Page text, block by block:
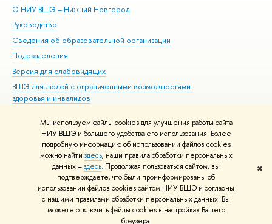
Мы используем файлы cookies для улучшения работы сайта
НИУ ВШЭ и большего удобства его использования. Более
подробную информацию об использовании файлов cookies
можно найти здесь, наши правила обработки персональных
данных –здесь. Продолжая пользоваться сайтом, вы
подтверждаете, что были проинформированы об
использовании файлов cookies сайтом НИУ ВШЭ и согласны
с нашими правилами обработки персональных данных. Вы
можете отключить файлы cookies в настройках Вашего
браузера.
✖
О НИУ ВШЭ – Нижний Новгород
Руководство
Сведения об образовательной организации
Подразделения
Версия для слабовидящих
ВШЭ для людей с ограниченными возможностями
здоровья и инвалидов
© НИУ ВШЭ 1993–2026 Адреса и контакты Условия использования
материалов Политика конфиденциальности Карта сайта
Шрифты HSE Sans и HSE Slab разработаны вШколе дизайна НИУ ВШЭ